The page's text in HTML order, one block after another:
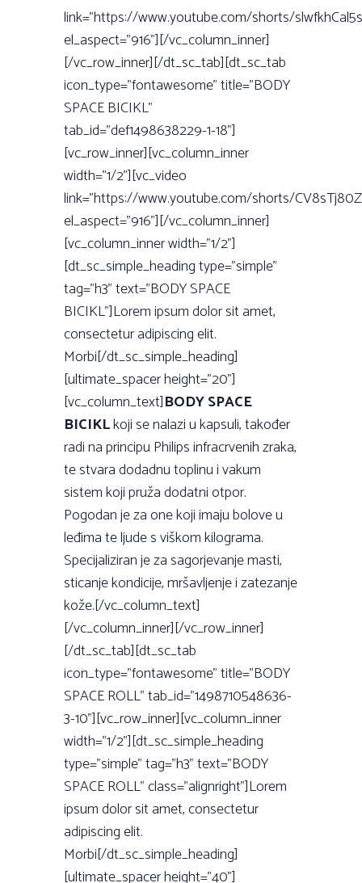
link=”https://www.youtube.com/shorts/
el_aspect=”916”][/vc_column_inner]
[/vc_row_inner][/dt_sc_tab][dt_sc_tab
icon_type=”fontawesome” title=”BODY
SPACE BICIKL”
tab_id=”def1498638229-1-18”]
[vc_row_inner][vc_column_inner
width=”1/2”][vc_video
link=”https://www.youtube.com/shorts/
el_aspect=”916”][/vc_column_inner]
[vc_column_inner width=”1/2”]
[dt_sc_simple_heading type=”simple”
tag=”h3” text=”BODY SPACE
BICIKL”]Lorem ipsum dolor sit amet,
consectetur adipiscing elit.
Morbi[/dt_sc_simple_heading]
[ultimate_spacer height=”20”]
[vc_column_text]BODY SPACE
BICIKLkoji se nalazi u kapsuli, također
radi na principu Philips infracrvenih zraka,
te stvara dodadnu toplinu i vakum
sistem koji pruža dodatni otpor.
Pogodan je za one koji imaju bolove u
leđima te ljude s viškom kilograma.
Specijaliziran je za sagorjevanje masti,
sticanje kondicije, mršavljenje i zatezanje
kože.[/vc_column_text]
[/vc_column_inner][/vc_row_inner]
[/dt_sc_tab][dt_sc_tab
icon_type=”fontawesome” title=”BODY
SPACE ROLL” tab_id=”1498710548636-
3-10”][vc_row_inner][vc_column_inner
width=”1/2”][dt_sc_simple_heading
type=”simple” tag=”h3” text=”BODY
SPACE ROLL” class=”alignright”]Lorem
ipsum dolor sit amet, consectetur
adipiscing elit.
Morbi[/dt_sc_simple_heading]
[ultimate_spacer height=”40”]